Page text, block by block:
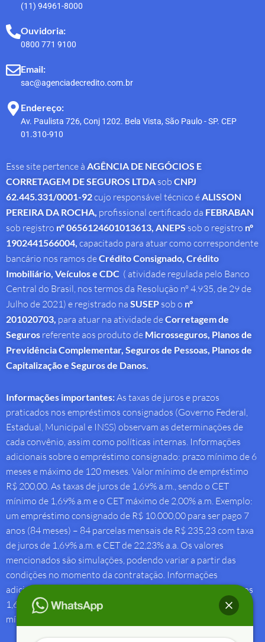
(11) 94961-8000
Ouvidoria:
0800 771 9100
Email:
sac@agenciadecredito.com.br
Endereço:
Av. Paulista 726, Conj 1202. Bela Vista, São Paulo - SP. CEP
01.310-910
Esse site pertence à AGÊNCIA DE NEGÓCIOS E
CORRETAGEM DE SEGUROS LTDAsob CNPJ
62.445.331/0001-92cujo responsável técnico éALISSON
PEREIRA DA ROCHA, profissional certificado da FEBRABAN
sob registro nº 0656124601013613, ANEPS sob o registro nº
1902441566004, capacitado para atuar como correspondente
bancário nos ramos deCrédito Consignado, Crédito
Imobiliário, Veículos e CDC ( atividade regulada pelo Banco
Central do Brasil, nos termos da Resolução nº 4.935, de 29 de
Julho de 2021) e registrado na SUSEP sob o nº
201020703, para atuar na atividade deCorretagem de
Seguros referente aos produto de Microsseguros, Planos de
Previdência Complementar, Seguros de Pessoas, Planos de
Capitalização e Seguros de Danos.
Informações importantes:As taxas de juros e prazos
praticados nos empréstimos consignados (Governo Federal,
Estadual, Municipal e INSS) observam as determinações de
cada convênio, assim como políticas internas. Informações
adicionais sobre o empréstimo consignado: prazo mínimo de 6
meses e máximo de 120 meses. Valor mínimo de empréstimo
R$ 200,00. As taxas de juros de 1,69% a.m., sendo o CET
mínimo de 1,69% a.m e o CET máximo de 2,00% a.m. Exemplo:
um empréstimo consignado de R$ 10.000,00 para ser pago 7
anos (84 meses) – 84 parcelas mensais de R$ 235,23 com taxa
de juros de 1,69% a.m. e CET de 22,23% a.a. Os valores
mencionados são simulações, podendo variar a partir das
condições no momento da contratação. Informações
adicionais sobre antecipação saque-aniversário: Taxa de juros
1,69% a.m e Custo Efetivo Total máximo de 1,92% a.m. e
mínimo de 1,88% a.m.